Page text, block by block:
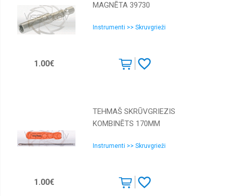
MAGNĒTA 39730
Instrumenti >> Skruvgrieži
1.00€
TEHMAŠ SKRŪVGRIEZIS
KOMBINĒTS 170MM
Instrumenti >> Skruvgrieži
1.00€